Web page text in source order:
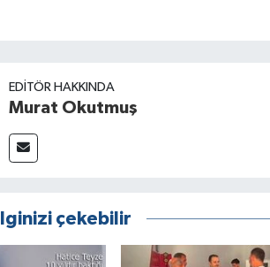
EDITÖR HAKKINDA
Murat Okutmuş
çekebilir